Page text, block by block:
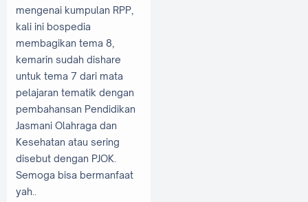
mengenai kumpulan RPP,
kali ini bospedia
membagikan tema 8,
kemarin sudah dishare
untuk tema 7 dari mata
pelajaran tematik dengan
pembahansan Pendidikan
Jasmani Olahraga dan
Kesehatan atau sering
disebut dengan PJOK.
Semoga bisa bermanfaat
yah..